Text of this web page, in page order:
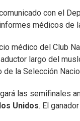
con el
médicos de
médico del Club
largo del
la Selección
las semifinales
Unidos. El